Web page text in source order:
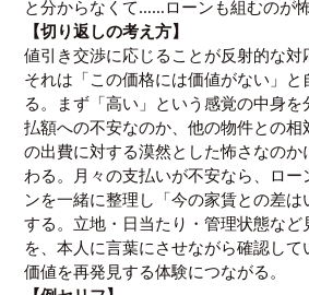
と分からなくて……ローンも組むのが怖
【切り返しの考え方】
値引き交渉に応じることが反射的な対
それは「この価格には価値がない」
る。まず「高い」という感覚の中身
払額への不安なのか、他の物件との
の出費に対する漠然とした怖さなの
わる。月々の支払いが不安なら、ロー
ンを一緒に整理し「今の家賃との差
する。立地・日当たり・管理状態な
を、本人に言葉にさせながら確認し
価値を再発見する体験につながる。